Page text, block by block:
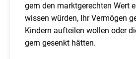
gern den marktgerechten Wert
wissen würden, Ihr Vermögen
Kindern aufteilen wollen oder
gern gesenkt hätten.